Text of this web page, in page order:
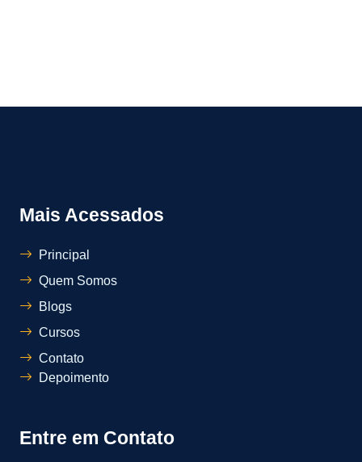
Mais Acessados
Principal
Quem Somos
Blogs
Cursos
Contato
Depoimento
Entre em Contato